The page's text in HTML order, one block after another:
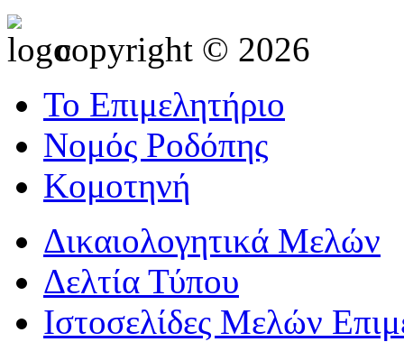
copyright © 2026
Το Επιμελητήριο
Νομός Ροδόπης
Κομοτηνή
Δικαιολογητικά Μελών
Δελτία Τύπου
Ιστοσελίδες Μελών